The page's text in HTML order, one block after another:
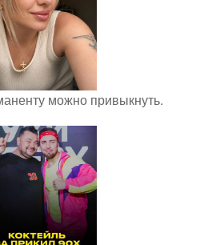
можно привыкнуть.